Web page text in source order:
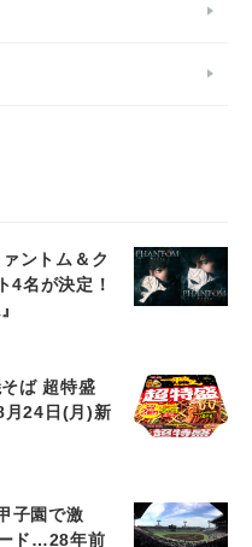
ントム＆ク
4名が決定！
ば 超特盛
月24日(月)新
子園で激
ド…28年前